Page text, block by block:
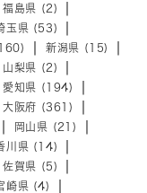
福島県 (2)
玉県 (53)
新潟県 (15)
山梨県 (2)
愛知県 (194)
大阪府 (361)
岡山県 (21)
川県 (14)
佐賀県 (5)
崎県 (4)